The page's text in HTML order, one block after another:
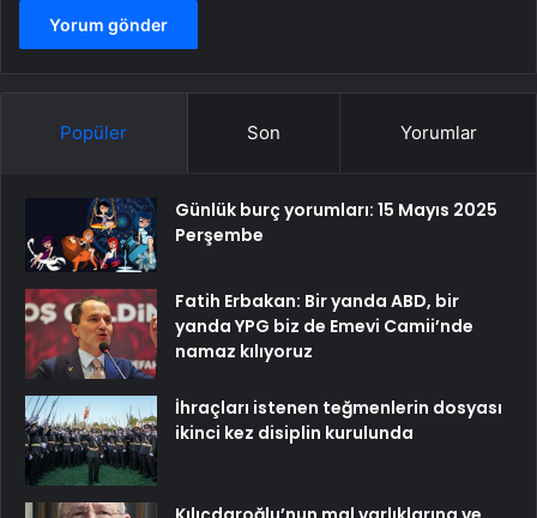
Popüler Son Yorumlar
Günlük burç yorumları: 15 Mayıs 2025
Perşembe
Fatih Erbakan: Bir yanda ABD, bir
yanda YPG biz de Emevi Camii’nde
namaz kılıyoruz
İhraçları istenen teğmenlerin dosyası
ikinci kez disiplin kurulunda